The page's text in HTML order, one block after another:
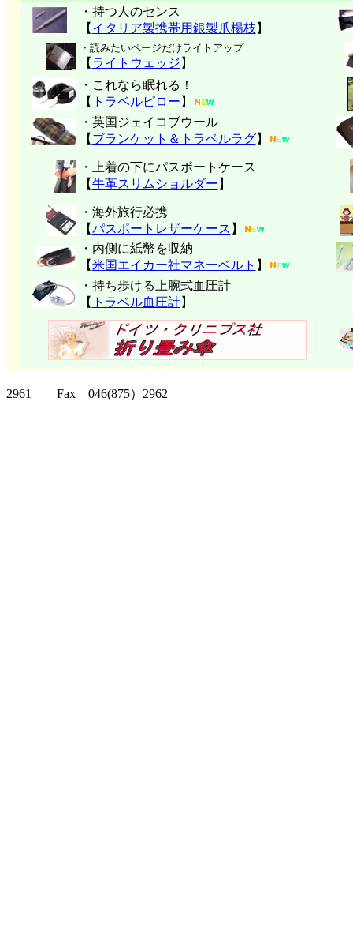
・持つ人のセンス
【 イタリア製携帯用銀製爪楊枝 】
・読みたいページだけライトアップ
【 ライトウェッジ 】
・これなら眠れる！
【 トラベルピロー 】
・英国ジェイコブウール
【 ブランケット＆トラベルラグ】
・上着の下にパスポートケース
【牛革スリムショルダー 】
・海外旅行必携
【パスポートレザーケース 】
・内側に紙幣を収納
【米国エイカー社マネーベルト 】
・持ち歩ける上腕式血圧計
【 トラベル血圧計】
2961 Fax 046(875）2962